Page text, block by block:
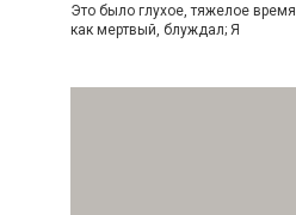
Это было глухое, тяжелое
как мертвый, блуждал; Я